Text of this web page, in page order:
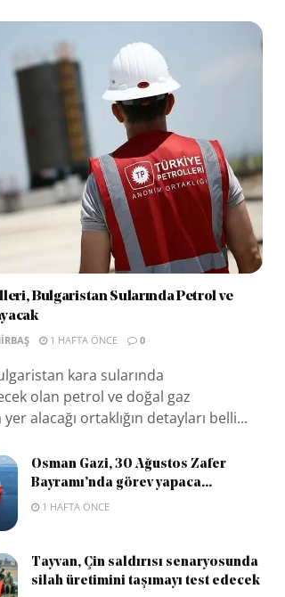
Bulgaristan Sularında Petrol ve
1 HAFTA ÖNCE 0
kara sularında
olan petrol ve doğal gaz
alacağı ortaklığın detayları belli...
Osman Gazi, 30 Ağustos Zafer
Bayramı’nda görev yapaca...
1 HAFTA ÖNCE
Tayvan, Çin saldırısı senaryosunda
silah üretimini taşımayı test edecek